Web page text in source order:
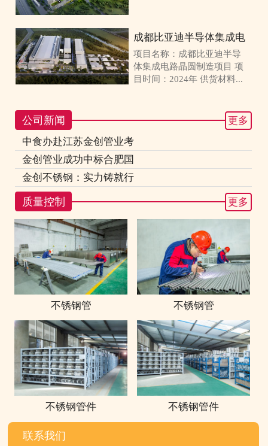
成都比亚迪半导体集成电
项目名称：成都比亚迪半导
体集成电路晶圆制造项目 项
目时间：2024年 供货材料...
公司新闻
更多
中食办赴江苏金创管业考
金创管业成功中标合肥国
金创不锈钢：实力铸就行
质量控制 更多
不锈钢管 不锈钢管
不锈钢管件 不锈钢管件
联系我们